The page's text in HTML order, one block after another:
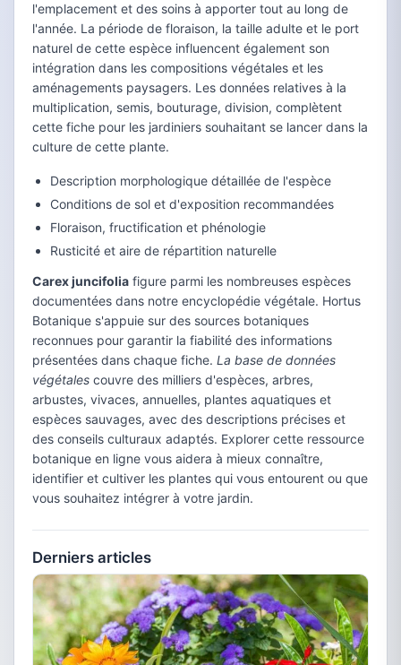
l'emplacement et des soins à apporter tout au long de
l'année. La période de floraison, la taille adulte et le port
naturel de cette espèce influencent également son
intégration dans les compositions végétales et les
aménagements paysagers. Les données relatives à la
multiplication, semis, bouturage, division, complètent
cette fiche pour les jardiniers souhaitant se lancer dans la
culture de cette plante.
Description morphologique détaillée de l'espèce
Conditions de sol et d'exposition recommandées
Floraison, fructification et phénologie
Rusticité et aire de répartition naturelle
Carex juncifolia figure parmi les nombreuses espèces
documentées dans notre encyclopédie végétale. Hortus
Botanique s'appuie sur des sources botaniques
reconnues pour garantir la fiabilité des informations
présentées dans chaque fiche. La base de données
végétales couvre des milliers d'espèces, arbres,
arbustes, vivaces, annuelles, plantes aquatiques et
espèces sauvages, avec des descriptions précises et
des conseils culturaux adaptés. Explorer cette ressource
botanique en ligne vous aidera à mieux connaître,
identifier et cultiver les plantes qui vous entourent ou que
vous souhaitez intégrer à votre jardin.
Derniers articles